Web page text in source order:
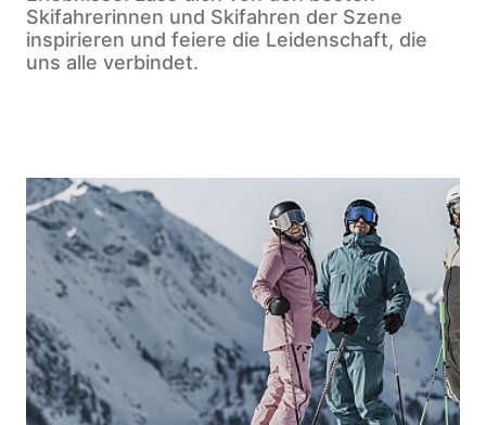
Skifahrerinnen und Skifahren der Szene
inspirieren und feiere die Leidenschaft, die
uns alle verbindet.